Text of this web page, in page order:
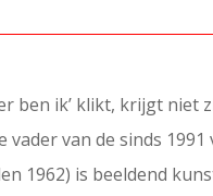
ben ik’ klikt, krijgt
van de sinds
1962) is beeldend